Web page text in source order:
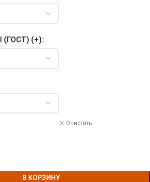
(+)
Очистить
В КОРЗИНУ